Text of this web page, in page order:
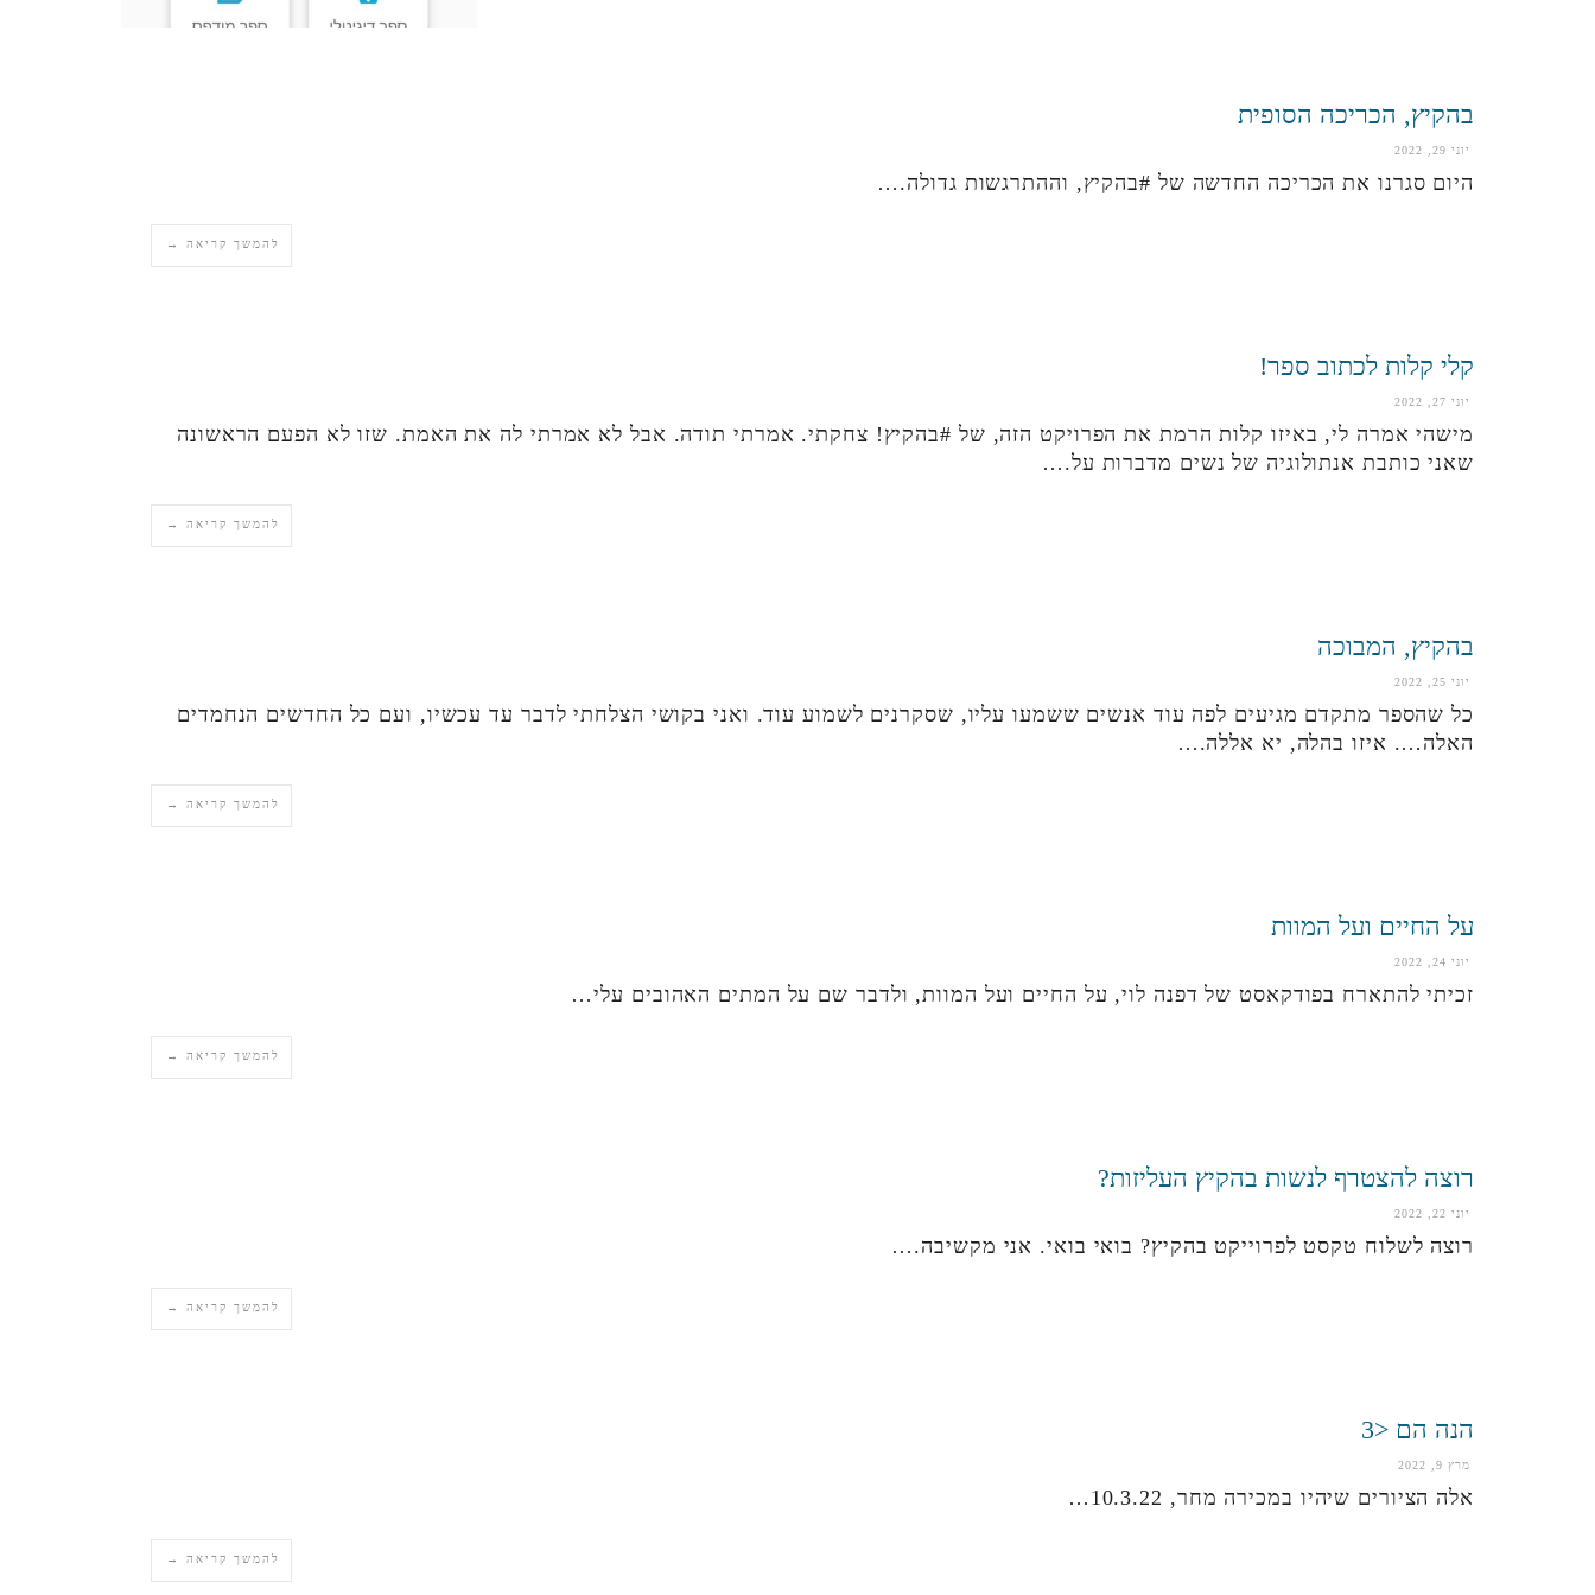
בהקיץ, הכריכה הסופית
יוני 29, 2022
היום סגרנו את הכריכה החדשה של #בהקיץ, וההתרגשות גדולה.…
להמשך קריאה →
קלי קלות לכתוב ספר!
יוני 27, 2022
מישהי אמרה לי, באיזו קלות הרמת את הפרויקט הזה, של #בהקיץ! צחקתי. אמרתי תודה. אבל לא אמרתי לה את האמת. שזו לא הפעם הראשונה
שאני כותבת אנתולוגיה של נשים מדברות על.…
להמשך קריאה →
בהקיץ, המבוכה
יוני 25, 2022
כל שהספר מתקדם מגיעים לפה עוד אנשים ששמעו עליו, שסקרנים לשמוע עוד. ואני בקושי הצלחתי לדבר עד עכשיו, ועם כל החדשים הנחמדים
האלה…. איזו בהלה, יא אללה.…
להמשך קריאה →
על החיים ועל המוות
יוני 24, 2022
זכיתי להתארח בפודקאסט של דפנה לוי, על החיים ועל המוות, ולדבר שם על המתים האהובים עלי…
להמשך קריאה →
רוצה להצטרף לנשות בהקיץ העליזות?
יוני 22, 2022
רוצה לשלוח טקסט לפרוייקט בהקיץ? בואי בואי. אני מקשיבה.…
להמשך קריאה →
הנה הם <3
מרץ 9, 2022
אלה הציורים שיהיו במכירה מחר, 10.3.22…
להמשך קריאה →